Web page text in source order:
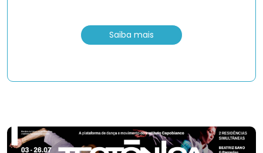
Saiba mais